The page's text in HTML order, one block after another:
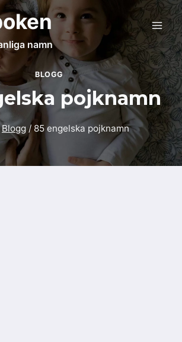
namn
BLOGG
pojknamn
Blogg / 85 engelska pojknamn